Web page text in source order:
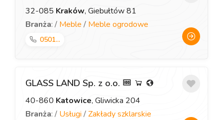
32-085 Kraków, Giebułtów 81
Branża: / Meble / Meble ogrodowe
0501...
GLASS LAND Sp. z o.o.
40-860 Katowice, Gliwicka 204
Branża: / Usługi /Zakłady szklarskie